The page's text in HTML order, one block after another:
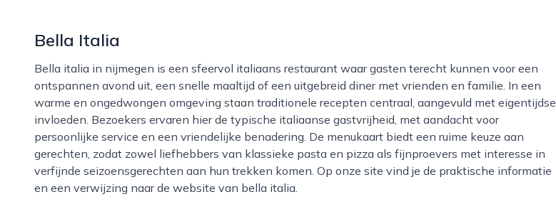
Bella Italia
Bella italia in nijmegen is een sfeervol italiaans restaurant waar gasten terecht kunnen voor een
ontspannen avond uit, een snelle maaltijd of een uitgebreid diner met vrienden en familie. In een
warme en ongedwongen omgeving staan traditionele recepten centraal, aangevuld met eigentijdse
invloeden. Bezoekers ervaren hier de typische italiaanse gastvrijheid, met aandacht voor
persoonlijke service en een vriendelijke benadering. De menukaart biedt een ruime keuze aan
gerechten, zodat zowel liefhebbers van klassieke pasta en pizza als fijnproevers met interesse in
verfijnde seizoensgerechten aan hun trekken komen. Op onze site vind je de praktische informatie
en een verwijzing naar de website van bella italia.